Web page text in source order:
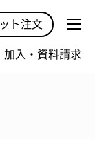
ト注文
加入・資料請求